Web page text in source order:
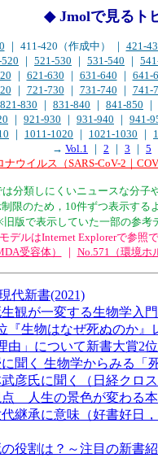
◆ Jmolで見るト
｜ 411-420（作成中） ｜ 421-
｜ 521-530 ｜ 531-540 ｜
｜ 621-630 ｜ 631-640 ｜ 641-
｜ 721-730 ｜ 731-740 ｜ 741-
821-830 ｜ 831-840 ｜ 841-850 ｜
｜ 921-930 ｜ 931-940 ｜ 941-
｜ 1011-1020 ｜ 1021-1030 ｜
→ Vol.1 ｜ 2 ｜ 3 ｜ 5
ナウイルス（SARS-CoV-2｜
分類しにくいニュースな分子
限のため，10件ずつ表示する
版で表示していた一部の参考
デルはInternet Explorerで参照で
受容体） ｜ No.571（環境ホ
代新書(2021)
が一変する生物学入門
生物はなぜ死ぬのか』
」について新書大賞2
聞く 生物学からみる「
氏に聞く（日経クロス
人生の景色が変わる
承に意味（好書好日，
割は？～注目の新書紹